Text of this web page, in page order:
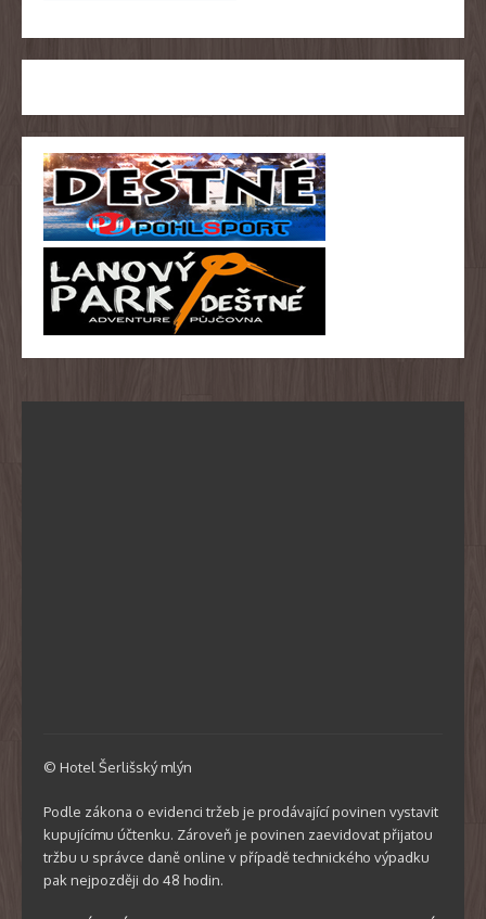
© Hotel Šerlišský mlýn
Podle zákona o evidenci tržeb je prodávající povinen vystavit
kupujícímu účtenku. Zároveň je povinen zaevidovat přijatou
tržbu u správce daně online v případě technického výpadku
pak nejpozději do 48 hodin.